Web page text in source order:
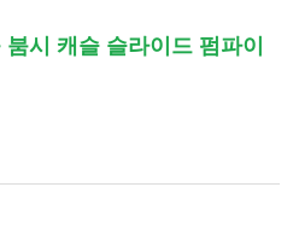
시 캐슬 슬라이드 펌파이